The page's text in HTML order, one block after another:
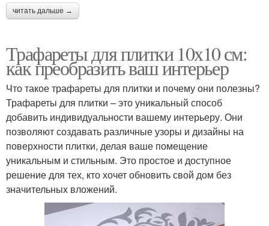
читать дальше →
Трафареты для плитки 10х10 см:
как преобразить ваш интерьер
Что такое трафареты для плитки и почему они полезны?
Трафареты для плитки – это уникальный способ
добавить индивидуальности вашему интерьеру. Они
позволяют создавать различные узоры и дизайны на
поверхности плитки, делая ваше помещение
уникальным и стильным. Это простое и доступное
решение для тех, кто хочет обновить свой дом без
значительных вложений.